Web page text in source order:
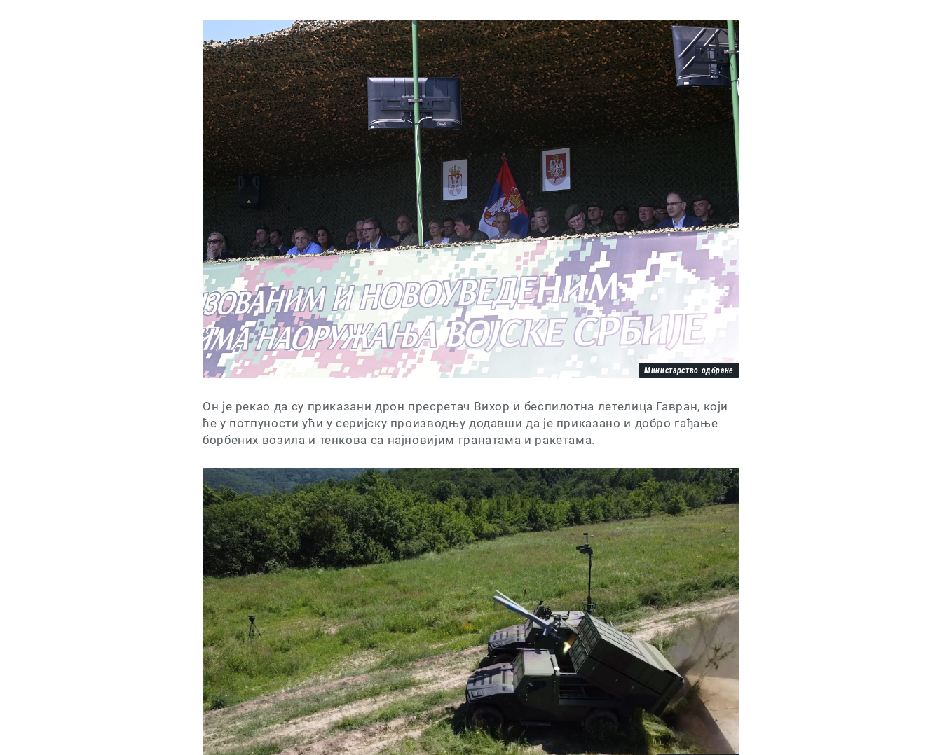
Министарство одбране
Он је рекао да су приказани дрон пресретач Вихор и беспилотна летелица Гавран, који
ће у потпуности ући у серијску производњу додавши да је приказано и добро гађање
борбених возила и тенкова са најновијим гранатама и ракетама.